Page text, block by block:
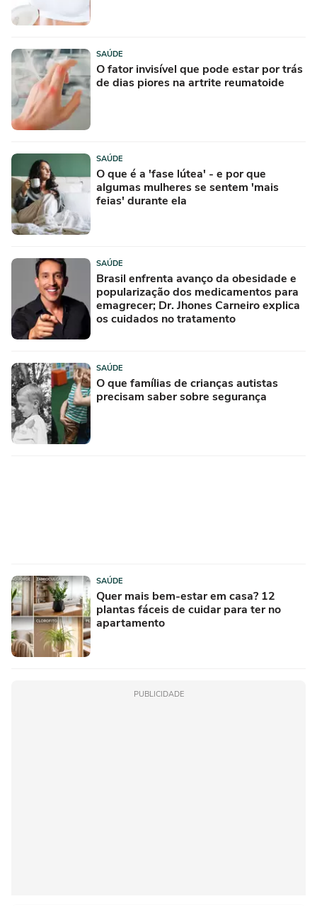
SAÚDE
O fator invisível que pode estar por trás
de dias piores na artrite reumatoide
SAÚDE
O que é a 'fase lútea' - e por que
algumas mulheres se sentem 'mais
feias' durante ela
SAÚDE
Brasil enfrenta avanço da obesidade e
popularização dos medicamentos para
emagrecer; Dr. Jhones Carneiro explica
os cuidados no tratamento
SAÚDE
O que famílias de crianças autistas
precisam saber sobre segurança
SAÚDE
Quer mais bem-estar em casa? 12
plantas fáceis de cuidar para ter no
apartamento
PUBLICIDADE